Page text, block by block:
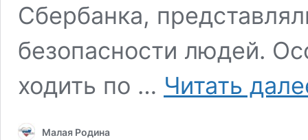
Сбербанка,
безопасности людей.
ходить по … Читать
Малая Родина